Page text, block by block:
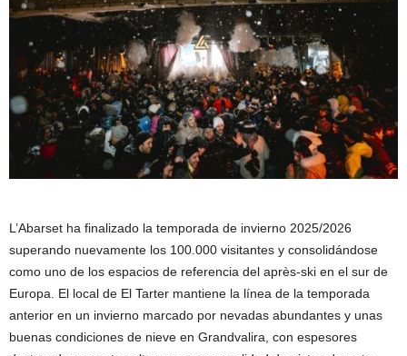
L’Abarset ha finalizado la temporada de invierno 2025/2026
superando nuevamente los 100.000 visitantes y consolidándose
como uno de los espacios de referencia del après-ski en el sur de
Europa. El local de El Tarter mantiene la línea de la temporada
anterior en un invierno marcado por nevadas abundantes y unas
buenas condiciones de nieve en Grandvalira, con espesores